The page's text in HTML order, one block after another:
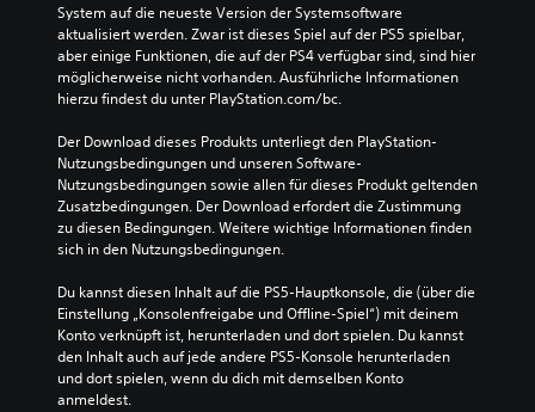
System auf die neueste Version der Systemsoftware
aktualisiert werden. Zwar ist dieses Spiel auf der PS5 spielbar,
aber einige Funktionen, die auf der PS4 verfügbar sind, sind hier
möglicherweise nicht vorhanden. Ausführliche Informationen
hierzu findest du unter PlayStation.com/bc.
Der Download dieses Produkts unterliegt den PlayStation-
Nutzungsbedingungen und unseren Software-
Nutzungsbedingungen sowie allen für dieses Produkt geltenden
Zusatzbedingungen. Der Download erfordert die Zustimmung
zu diesen Bedingungen. Weitere wichtige Informationen finden
sich in den Nutzungsbedingungen.
Du kannst diesen Inhalt auf die PS5-Hauptkonsole, die (über die
Einstellung „Konsolenfreigabe und Offline-Spiel“) mit deinem
Konto verknüpft ist, herunterladen und dort spielen. Du kannst
den Inhalt auch auf jede andere PS5-Konsole herunterladen
und dort spielen, wenn du dich mit demselben Konto
anmeldest.